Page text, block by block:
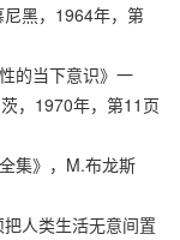
黑，1964年，第
的当下意识》一
，1970年，第11页
集》，M.布龙斯
人类生活无意间置